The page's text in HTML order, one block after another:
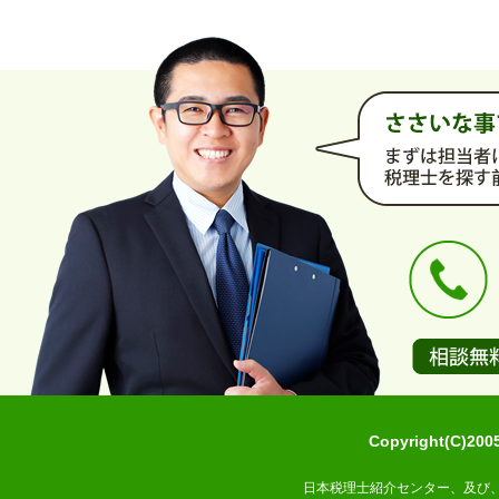
日本税理士紹介センター、及び